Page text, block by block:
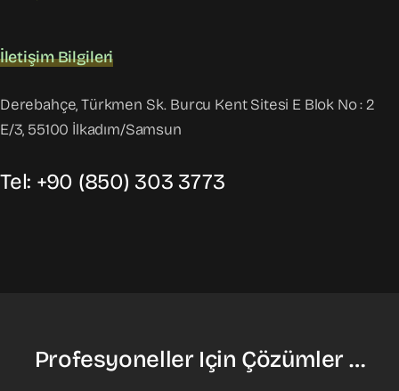
İletişim Bilgileri
Derebahçe, Türkmen Sk. Burcu Kent Sitesi E Blok No : 2
E/3, 55100 İlkadım/Samsun
Tel: +90 (850) 303 3773
Profesyoneller Için Çözümler …